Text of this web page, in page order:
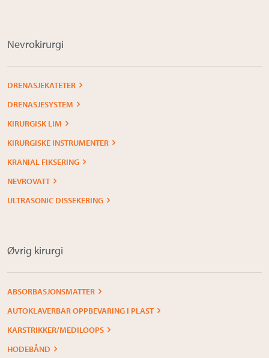
Nevrokirurgi
DRENASJEKATETER
DRENASJESYSTEM
KIRURGISK LIM
KIRURGISKE INSTRUMENTER
KRANIAL FIKSERING
NEVROVATT
ULTRASONIC DISSEKERING
Øvrig kirurgi
ABSORBASJONSMATTER
AUTOKLAVERBAR OPPBEVARING I PLAST
KARSTRIKKER/MEDILOOPS
HODEBÅND